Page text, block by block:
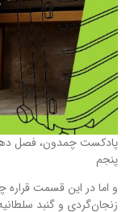
پادکست چمدون، فصل
پنجم
و اما در این قسمت قراره
زنجان‌گردی و گنبد